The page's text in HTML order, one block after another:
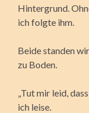
Hintergrund.
ich folgte ihm.
Beide standen
zu Boden.
„Tut mir leid,
ich leise.